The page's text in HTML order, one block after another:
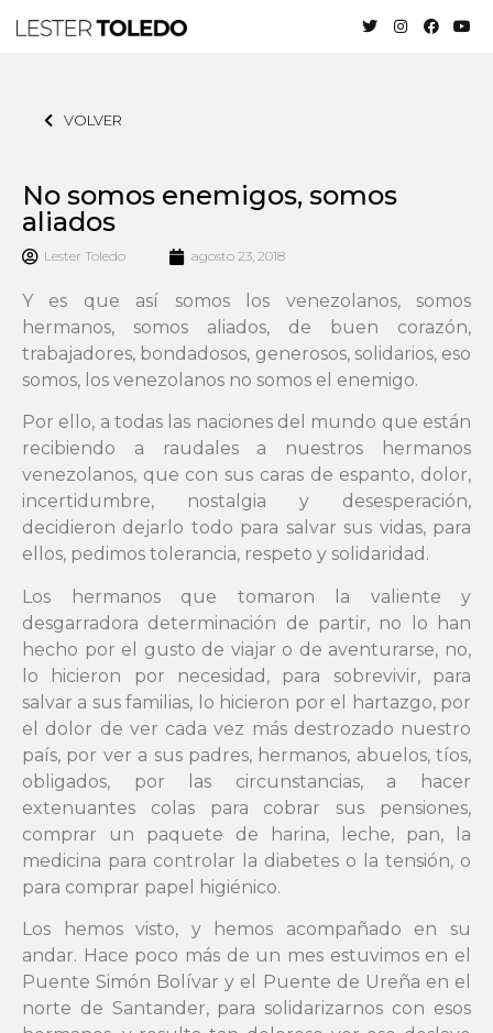
VOLVER
No somos enemigos, somos
aliados
Lester Toledo agosto 23, 2018
Y es que así somos los venezolanos, somos
hermanos, somos aliados, de buen corazón,
trabajadores, bondadosos, generosos, solidarios, eso
somos, los venezolanos no somos el enemigo.
Por ello, a todas las naciones del mundo que están
recibiendo a raudales a nuestros hermanos
venezolanos, que con sus caras de espanto, dolor,
incertidumbre, nostalgia y desesperación,
decidieron dejarlo todo para salvar sus vidas, para
ellos, pedimos tolerancia, respeto y solidaridad.
Los hermanos que tomaron la valiente y
desgarradora determinación de partir, no lo han
hecho por el gusto de viajar o de aventurarse, no,
lo hicieron por necesidad, para sobrevivir, para
salvar a sus familias, lo hicieron por el hartazgo, por
el dolor de ver cada vez más destrozado nuestro
país, por ver a sus padres, hermanos, abuelos, tíos,
obligados, por las circunstancias, a hacer
extenuantes colas para cobrar sus pensiones,
comprar un paquete de harina, leche, pan, la
medicina para controlar la diabetes o la tensión, o
para comprar papel higiénico.
Los hemos visto, y hemos acompañado en su
andar. Hace poco más de un mes estuvimos en el
Puente Simón Bolívar y el Puente de Ureña en el
norte de Santander, para solidarizarnos con esos